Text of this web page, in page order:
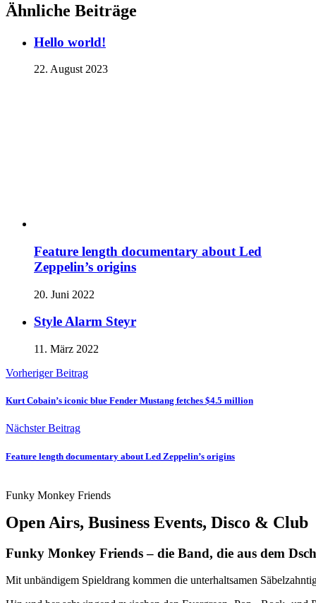
Ähnliche Beiträge
Hello world!
22. August 2023
Feature length documentary about Led
Zeppelin’s origins
20. Juni 2022
Style Alarm Steyr
11. März 2022
Vorheriger Beitrag
Kurt Cobain’s iconic blue Fender Mustang fetches $4.5 million
Nächster Beitrag
Feature length documentary about Led Zeppelin’s origins
Funky Monkey Friends
Open Airs, Business Events, Disco & Club
Funky Monkey Friends – die Band, die aus dem
Mit unbändigem Spieldrang kommen die unterhaltsamen